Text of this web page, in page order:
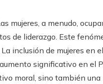
mujeres, a menudo,
de liderazgo. Este
inclusión de mujeres en el
significativo en el
moral, sino también una